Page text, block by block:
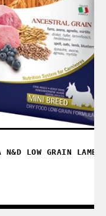
LOW GRAIN LAMB